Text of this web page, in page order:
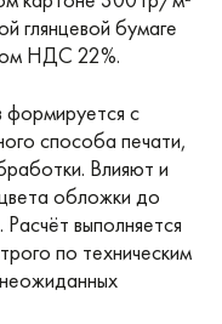
глянцевой бумаге
НДС 22%.
формируется с
способа печати,
Влияют и
обложки до
выполняется
по техническим